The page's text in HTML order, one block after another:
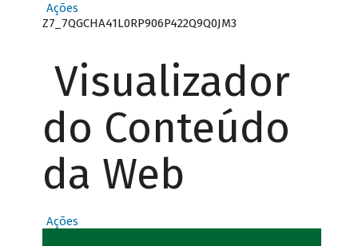
Ações
Z7_7QGCHA41L0RP906P422Q9Q0JM3
Visualizador
do Conteúdo
da Web
Ações